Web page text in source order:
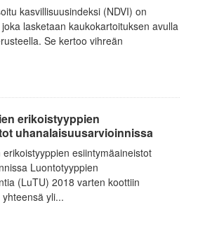
kasvillisuusindeksi (NDVI) on
lasketaan kaukokartoituksen avulla
Se kertoo vihreän
erikoistyyppien
uhanalaisuusarvioinnissa
esiintymäaineistot
Luontotyyppien
(LuTU) 2018 varten koottiin
yli...